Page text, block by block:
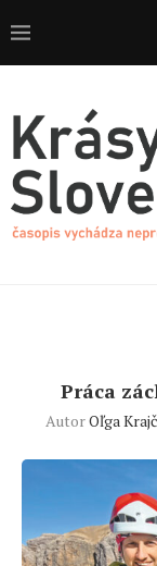
Práca
AutorOľga